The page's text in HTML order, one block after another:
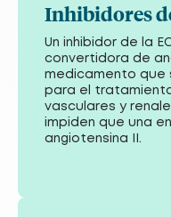
Inhibidores
Un inhibidor de la
convertidora de
medicamento que
para el
vasculares y
impiden que una
angiotensina II.